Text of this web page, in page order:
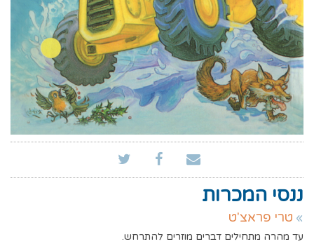
ננסי המכרות
טרי פראצ'ט
עד מהרה מתחילים דברים מוזרים להתרחש.